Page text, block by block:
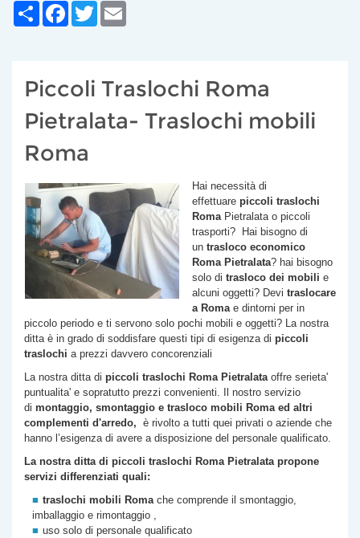
Share FacebookTwitter
Piccoli Traslochi Roma
Pietralata- Traslochi mobili
Roma
Hai necessità di
effettuare piccoli traslochi
Roma Pietralatao piccoli
trasporti? Hai bisogno di
un trasloco economico
Roma Pietralata? hai bisogno
solo di trasloco dei mobili e
alcuni oggetti? Devi traslocare
a Romae dintorni per in
piccolo periodo e ti servono solo pochi mobili e oggetti? La nostra
ditta è in grado di soddisfare questi tipi di esigenza di piccoli
traslochi a prezzi davvero concorenziali
La nostra ditta di piccoli traslochi Roma Pietralataoffre serieta'
puntualita' e sopratutto prezzi convenienti. Il nostro servizio
di montaggio, smontaggio e trasloco mobili Roma ed altri
complementi d'arredo, è rivolto a tutti quei privati o aziende che
hanno l’esigenza di avere a disposizione del personale qualificato.
La nostra ditta di piccoli traslochi Roma Pietralatapropone
servizi differenziati quali:
traslochi mobili Romache comprende il smontaggio,
imballaggio e rimontaggio ,
uso solo di personale qualificato